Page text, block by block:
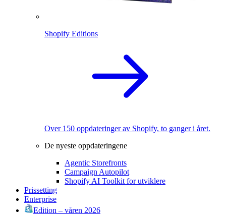
Shopify Editions
Over 150 oppdateringer av Shopify, to ganger i året.
De nyeste oppdateringene
Agentic Storefronts
Campaign Autopilot
Shopify AI Toolkit for utviklere
Prissetting
Enterprise
Edition – våren 2026